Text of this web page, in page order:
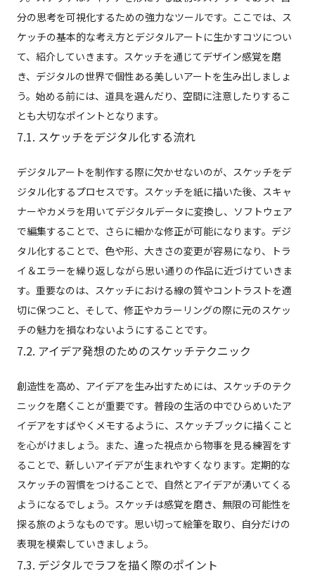
分の思考を可視化するための強力なツールです。ここでは、ス
ケッチの基本的な考え方とデジタルアートに生かすコツについ
て、紹介していきます。スケッチを通じてデザイン感覚を磨
き、デジタルの世界で個性ある美しいアートを生み出しましょ
う。始める前には、道具を選んだり、空間に注意したりするこ
とも大切なポイントとなります。
7.1. スケッチをデジタル化する流れ
デジタルアートを制作する際に欠かせないのが、スケッチをデ
ジタル化するプロセスです。スケッチを紙に描いた後、スキャ
ナーやカメラを用いてデジタルデータに変換し、ソフトウェア
で編集することで、さらに細かな修正が可能になります。デジ
タル化することで、色や形、大きさの変更が容易になり、トラ
イ＆エラーを繰り返しながら思い通りの作品に近づけていきま
す。重要なのは、スケッチにおける線の質やコントラストを適
切に保つこと、そして、修正やカラーリングの際に元のスケッ
チの魅力を損なわないようにすることです。
7.2. アイデア発想のためのスケッチテクニック
創造性を高め、アイデアを生み出すためには、スケッチのテク
ニックを磨くことが重要です。普段の生活の中でひらめいたア
イデアをすばやくメモするように、スケッチブックに描くこと
を心がけましょう。また、違った視点から物事を見る練習をす
ることで、新しいアイデアが生まれやすくなります。定期的な
スケッチの習慣をつけることで、自然とアイデアが湧いてくる
ようになるでしょう。スケッチは感覚を磨き、無限の可能性を
探る旅のようなものです。思い切って絵筆を取り、自分だけの
表現を模索していきましょう。
7.3. デジタルでラフを描く際のポイント